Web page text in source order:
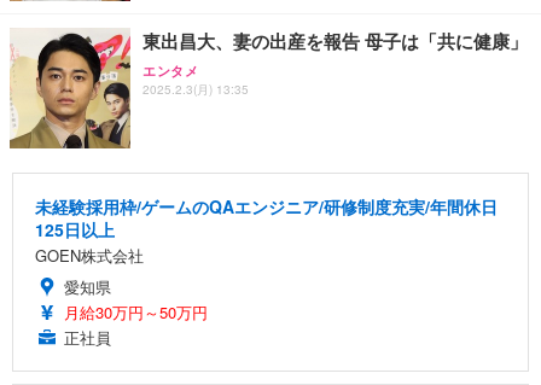
東出昌大、妻の出産を報告 母子は「共に健康」
エンタメ
2025.2.3(月) 13:35
未経験採用枠/ゲームのQAエンジニア/研修制度充実/年間休日
125日以上
GOEN株式会社
愛知県
月給30万円～50万円
正社員